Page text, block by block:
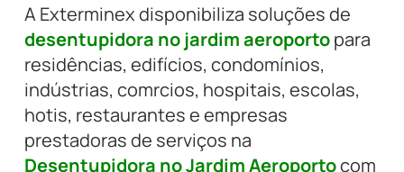
A Exterminex disponibiliza soluções de
desentupidora no jardim aeroportopara
residências, edifícios, condomínios,
indústrias, comrcios, hospitais, escolas,
hotis, restaurantes e empresas
prestadoras de serviços na
Desentupidora no Jardim Aeroportocom